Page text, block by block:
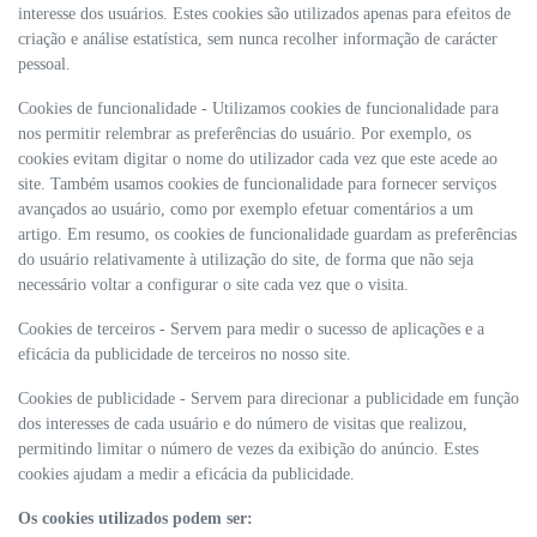
interesse dos usuários. Estes cookies são utilizados apenas para efeitos de
criação e análise estatística, sem nunca recolher informação de carácter
pessoal.
Cookies de funcionalidade - Utilizamos cookies de funcionalidade para
nos permitir relembrar as preferências do usuário. Por exemplo, os
cookies evitam digitar o nome do utilizador cada vez que este acede ao
site. Também usamos cookies de funcionalidade para fornecer serviços
avançados ao usuário, como por exemplo efetuar comentários a um
artigo. Em resumo, os cookies de funcionalidade guardam as preferências
do usuário relativamente à utilização do site, de forma que não seja
necessário voltar a configurar o site cada vez que o visita.
Cookies de terceiros - Servem para medir o sucesso de aplicações e a
eficácia da publicidade de terceiros no nosso site.
Cookies de publicidade - Servem para direcionar a publicidade em função
dos interesses de cada usuário e do número de visitas que realizou,
permitindo limitar o número de vezes da exibição do anúncio. Estes
cookies ajudam a medir a eficácia da publicidade.
Os cookies utilizados podem ser: